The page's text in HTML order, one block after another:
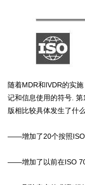
随着MDR和IVDR的实
记和信息使用的符号.
版相比较具体发生了什
——增加了20个按照ISO
——增加了以前在ISO